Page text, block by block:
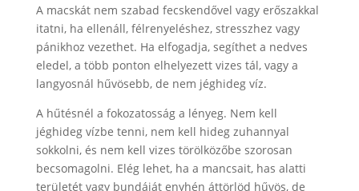
A macskát nem szabad fecskendővel vagy erőszakkal
itatni, ha ellenáll, félrenyeléshez, stresszhez vagy
pánikhoz vezethet. Ha elfogadja, segíthet a nedves
eledel, a több ponton elhelyezett vizes tál, vagy a
langyosnál hűvösebb, de nem jéghideg víz.
A hűtésnél a fokozatosság a lényeg. Nem kell
jéghideg vízbe tenni, nem kell hideg zuhannyal
sokkolni, és nem kell vizes törölközőbe szorosan
becsomagolni. Elég lehet, ha a mancsait, has alatti
területét vagy bundáját enyhén áttörlöd hűvös, de